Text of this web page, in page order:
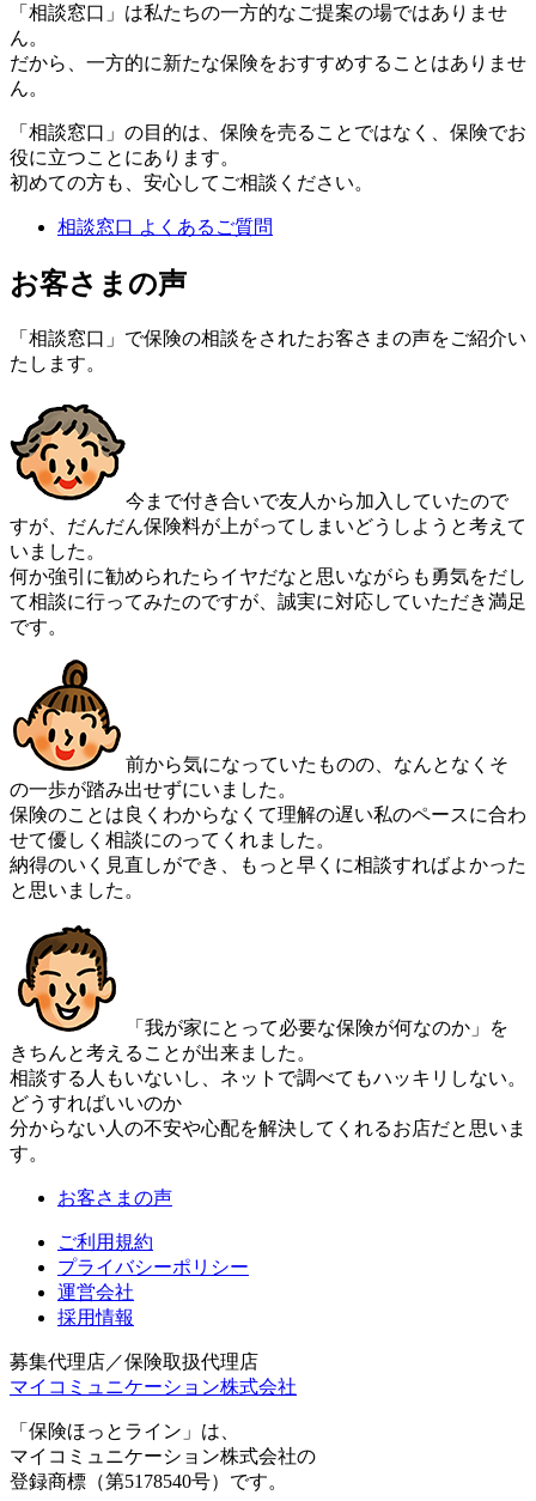
「相談窓口」は私たちの一方的なご提案の場ではありませ
ん。
だから、一方的に新たな保険をおすすめすることはありませ
ん。
「相談窓口」の目的は、保険を売ることではなく、保険でお
役に立つことにあります。
初めての方も、安心してご相談ください。
相談窓口 よくあるご質問
お客さまの声
「相談窓口」で保険の相談をされたお客さまの声をご紹介い
たします。
今まで付き合いで友人から加入していたので
すが、だんだん保険料が上がってしまいどうしようと考えて
いました。
何か強引に勧められたらイヤだなと思いながらも勇気をだし
て相談に行ってみたのですが、誠実に対応していただき満足
です。
前から気になっていたものの、なんとなくそ
の一歩が踏み出せずにいました。
保険のことは良くわからなくて理解の遅い私のペースに合わ
せて優しく相談にのってくれました。
納得のいく見直しができ、もっと早くに相談すればよかった
と思いました。
「我が家にとって必要な保険が何なのか」を
きちんと考えることが出来ました。
相談する人もいないし、ネットで調べてもハッキリしない。
どうすればいいのか
分からない人の不安や心配を解決してくれるお店だと思いま
す。
お客さまの声
ご利用規約
プライバシーポリシー
運営会社
採用情報
募集代理店／保険取扱代理店
マイコミュニケーション株式会社
「保険ほっとライン」は、
マイコミュニケーション株式会社の
登録商標（第5178540号）です。